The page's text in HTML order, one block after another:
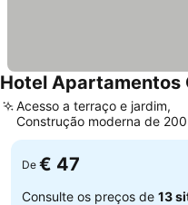
Hotel Apartamentos
Acesso a terraço e jardim,
Construção moderna de
De € 47
Consulte os preços de 13